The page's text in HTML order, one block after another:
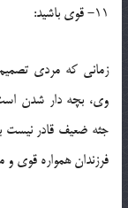
11- قوي باشيد:
زماني که مردي
وي، بچه دار شدن
جثه ضعيف قادر نيست
فرزندان همواره قوي